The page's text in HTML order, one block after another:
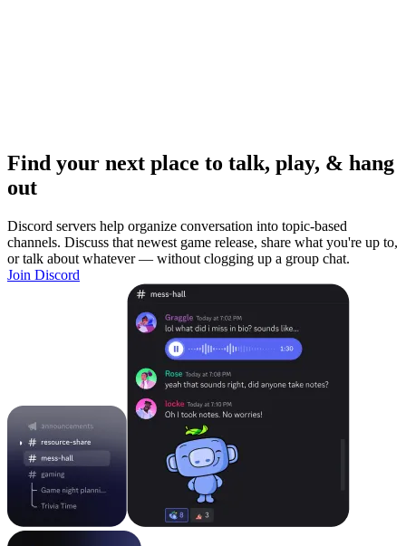
Find your next place to talk, play, & hang
out
Discord servers help organize conversation into topic-based
channels. Discuss that newest game release, share what you're up to,
or talk about whatever — without clogging up a group chat.
Join Discord